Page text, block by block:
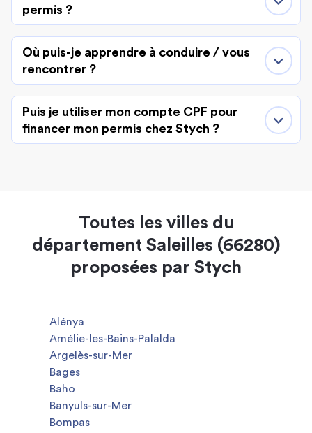
permis ?
Où puis-je apprendre à conduire / vous
rencontrer ?
Puis je utiliser mon compte CPF pour
financer mon permis chez Stych ?
Toutes les villes du
département Saleilles (66280)
proposées par Stych
Alénya
Amélie-les-Bains-Palalda
Argelès-sur-Mer
Bages
Baho
Banyuls-sur-Mer
Bompas